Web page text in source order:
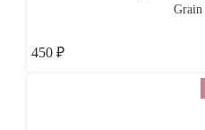
Grain
450 ₽